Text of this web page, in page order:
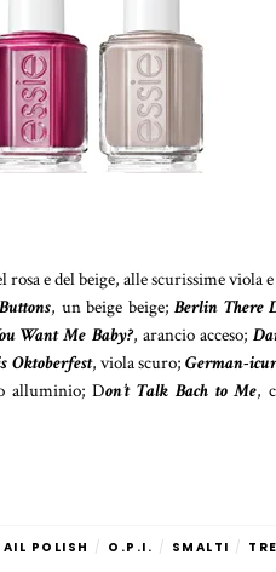
e del beige, alle scurissime viola
, un beige beige;Berlin There
Want Me Baby?, arancio acceso;
Oktoberfest, viola scuro; German-
alluminio; Don’t Talk Bach to Me,
POLISH / O.P.I. / SMALTI /